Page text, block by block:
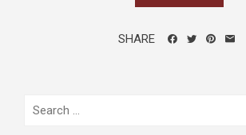
SHARE
Search